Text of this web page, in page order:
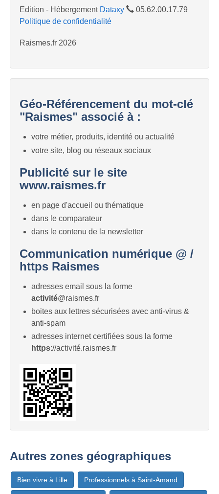
Edition - Hébergement Dataxy
05.62.00.17.79
Politique de confidentialité
Raismes.fr 2026
Géo-Référencement du mot-clé
"Raismes" associé à :
votre métier, produits, identité ou actualité
votre site, blog ou réseaux sociaux
Publicité sur le site
www.raismes.fr
en page d'accueil ou thématique
dans le comparateur
dans le contenu de la newsletter
Communication numérique @ /
https Raismes
adresses email sous la forme
activité@raismes.fr
boites aux lettres sécurisées avec anti-virus &
anti-spam
adresses internet certifiées sous la forme
https://activité.raismes.fr
Autres zones géographiques
Bien vivre à Lille Professionnels à Saint-Amand